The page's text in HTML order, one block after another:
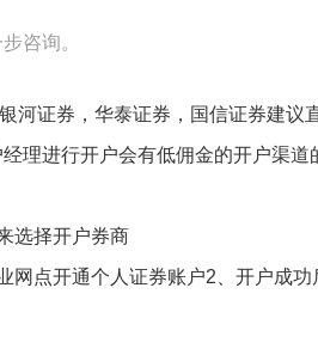
咨询。
河证券，华泰证券，国信证券建议
理进行开户会有低佣金的开户渠道
选择开户券商
网点开通个人证券账户2、开户成功